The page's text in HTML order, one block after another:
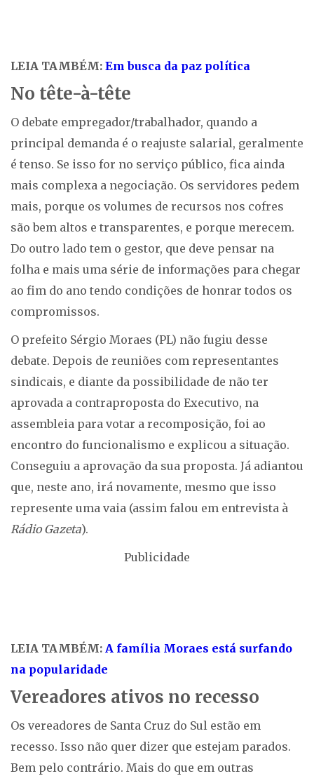
LEIA TAMBÉM: Em busca da paz política
No tête-à-tête
O debate empregador/trabalhador, quando a
principal demanda é o reajuste salarial, geralmente
é tenso. Se isso for no serviço público, fica ainda
mais complexa a negociação. Os servidores pedem
mais, porque os volumes de recursos nos cofres
são bem altos e transparentes, e porque merecem.
Do outro lado tem o gestor, que deve pensar na
folha e mais uma série de informações para chegar
ao fim do ano tendo condições de honrar todos os
compromissos.
O prefeito Sérgio Moraes (PL) não fugiu desse
debate. Depois de reuniões com representantes
sindicais, e diante da possibilidade de não ter
aprovada a contraproposta do Executivo, na
assembleia para votar a recomposição, foi ao
encontro do funcionalismo e explicou a situação.
Conseguiu a aprovação da sua proposta. Já adiantou
que, neste ano, irá novamente, mesmo que isso
represente uma vaia (assim falou em entrevista à
Rádio Gazeta).
Publicidade
LEIA TAMBÉM: A família Moraes está surfando
na popularidade
Vereadores ativos no recesso
Os vereadores de Santa Cruz do Sul estão em
recesso. Isso não quer dizer que estejam parados.
Bem pelo contrário. Mais do que em outras